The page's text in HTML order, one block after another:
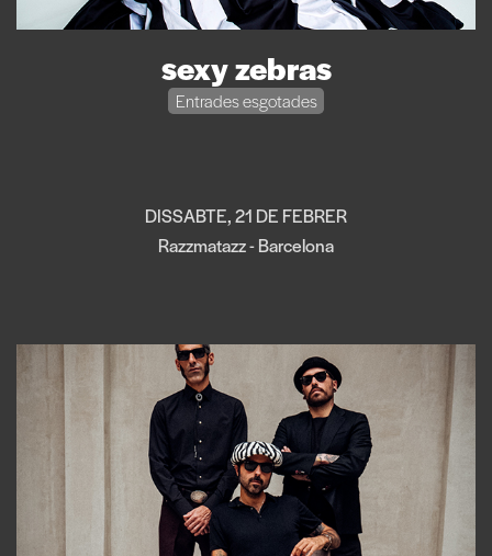
sexy zebras
Entrades esgotades
DISSABTE, 21 DE FEBRER
Razzmatazz - Barcelona